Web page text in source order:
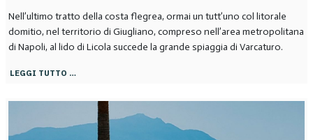
Nell’ultimo tratto della costa flegrea, ormai un tutt’uno col litorale
domitio, nel territorio di Giugliano, compreso nell’area metropolitana
di Napoli, al lido di Licola succede la grande spiaggia di Varcaturo.
LEGGI TUTTO …